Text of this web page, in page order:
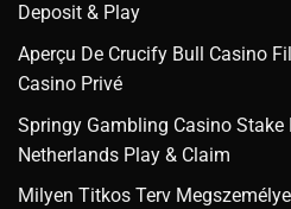
Deposit & Play
Aperçu De Crucify Bull Casino
Casino Privé
Springy Gambling Casino Stake
Netherlands Play & Claim
Milyen Titkos Terv